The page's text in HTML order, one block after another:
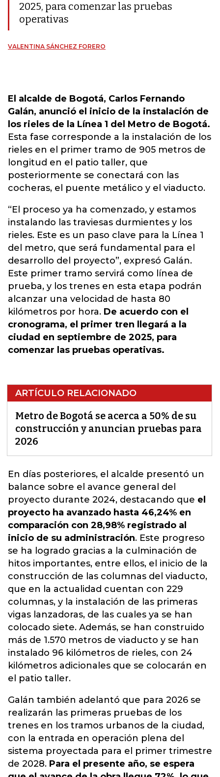
2025, para comenzar las pruebas
operativas
VALENTINA SÁNCHEZ FORERO
El alcalde de Bogotá, Carlos Fernando
Galán, anunció el inicio de la instalación de
los rieles de la Línea 1 del Metro de Bogotá.
Esta fase corresponde a la instalación de los
rieles en el primer tramo de 905 metros de
longitud en el patio taller, que
posteriormente se conectará con las
cocheras, el puente metálico y el viaducto.
“El proceso ya ha comenzado, y estamos
instalando las traviesas durmientes y los
rieles. Este es un paso clave para la Línea 1
del metro, que será fundamental para el
desarrollo del proyecto”, expresó Galán.
Este primer tramo servirá como línea de
prueba, y los trenes en esta etapa podrán
alcanzar una velocidad de hasta 80
kilómetros por hora. De acuerdo con el
cronograma, el primer tren llegará a la
ciudad en septiembre de 2025, para
comenzar las pruebas operativas.
ARTÍCULO RELACIONADO
Metro de Bogotá se acerca a 50% de su
construcción y anuncian pruebas para
2026
En días posteriores, el alcalde presentó un
balance sobre el avance general del
proyecto durante 2024, destacando que el
proyecto ha avanzado hasta 46,24% en
comparación con 28,98% registrado al
inicio de su administración. Este progreso
se ha logrado gracias a la culminación de
hitos importantes, entre ellos, el inicio de la
construcción de las columnas del viaducto,
que en la actualidad cuentan con 229
columnas, y la instalación de las primeras
vigas lanzadoras, de las cuales ya se han
colocado siete. Además, se han construido
más de 1.570 metros de viaducto y se han
instalado 96 kilómetros de rieles, con 24
kilómetros adicionales que se colocarán en
el patio taller.
Galán también adelantó que para 2026 se
realizarán las primeras pruebas de los
trenes en los tramos urbanos de la ciudad,
con la entrada en operación plena del
sistema proyectada para el primer trimestre
de 2028. Para el presente año, se espera